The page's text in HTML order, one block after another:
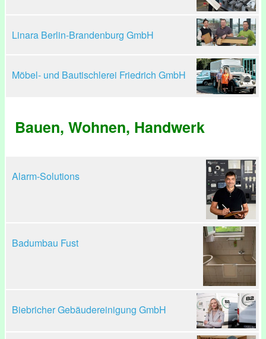
Linara Berlin-Brandenburg GmbH
Möbel- und Bautischlerei Friedrich GmbH
Bauen, Wohnen, Handwerk
Alarm-Solutions
Badumbau Fust
Biebricher Gebäudereinigung GmbH